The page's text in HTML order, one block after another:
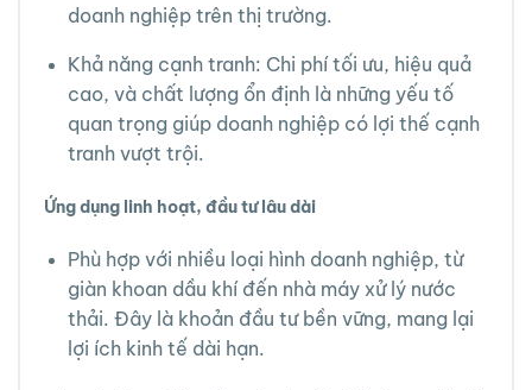
doanh nghiệp trên thị trường.
Khả năng cạnh tranh: Chi phí tối ưu, hiệu quả
cao, và chất lượng ổn định là những yếu tố
quan trọng giúp doanh nghiệp có lợi thế cạnh
tranh vượt trội.
Ứng dụng linh hoạt, đầu tư lâu dài
Phù hợp với nhiều loại hình doanh nghiệp, từ
giàn khoan dầu khí đến nhà máy xử lý nước
thải. Đây là khoản đầu tư bền vững, mang lại
lợi ích kinh tế dài hạn.